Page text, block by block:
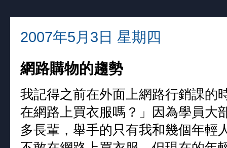
2007年5月3日 星期四
網路購物的趨勢
我記得之前在外面上網路行銷課的
在網路上買衣服嗎？」因為學員大
多長輩，舉手的只有我和幾個年輕